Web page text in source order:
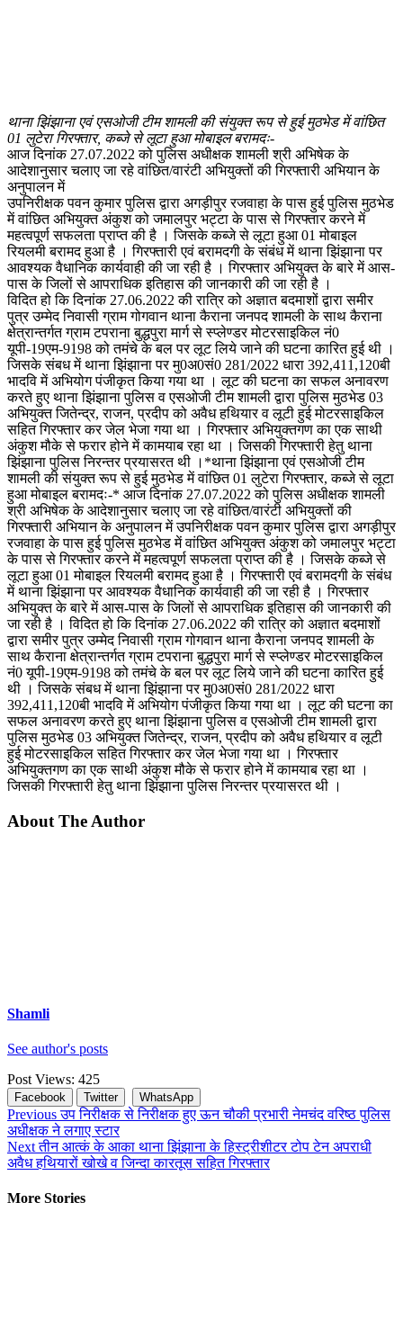
थाना झिंझाना एवं एसओजी टीम शामली की संयुक्त रूप से हुई मुठभेड में वांछित
01 लुटेरा गिरफ्तार, कब्जे से लूटा हुआ मोबाइल बरामदः-
आज दिनांक 27.07.2022 को पुलिस अधीक्षक शामली श्री अभिषेक के
आदेशानुसार चलाए जा रहे वांछित/वारंटी अभियुक्तों की गिरफ्तारी अभियान के
अनुपालन में
उपनिरीक्षक पवन कुमार पुलिस द्वारा अगड़ीपुर रजवाहा के पास हुई पुलिस मुठभेड
में वांछित अभियुक्त अंकुश को जमालपुर भट्टा के पास से गिरफ्तार करने में
महत्वपूर्ण सफलता प्राप्त की है । जिसके कब्जे से लूटा हुआ 01 मोबाइल
रियलमी बरामद हुआ है । गिरफ्तारी एवं बरामदगी के संबंध में थाना झिंझाना पर
आवश्यक वैधानिक कार्यवाही की जा रही है । गिरफ्तार अभियुक्त के बारे में आस-
पास के जिलों से आपराधिक इतिहास की जानकारी की जा रही है ।
विदित हो कि दिनांक 27.06.2022 की रात्रि को अज्ञात बदमाशों द्वारा समीर
पुत्र उम्मेद निवासी ग्राम गोगवान थाना कैराना जनपद शामली के साथ कैराना
क्षेत्रान्तर्गत ग्राम टपराना बुद्धपुरा मार्ग से स्प्लेण्डर मोटरसाइकिल नं0
यूपी-19एम-9198 को तमंचे के बल पर लूट लिये जाने की घटना कारित हुई थी ।
जिसके संबध में थाना झिंझाना पर मु0अ0सं0 281/2022 धारा 392,411,120बी
भादवि में अभियोग पंजीकृत किया गया था । लूट की घटना का सफल अनावरण
करते हुए थाना झिंझाना पुलिस व एसओजी टीम शामली द्वारा पुलिस मुठभेड 03
अभियुक्त जितेन्द्र, राजन, प्रदीप को अवैध हथियार व लूटी हुई मोटरसाइकिल
सहित गिरफ्तार कर जेल भेजा गया था । गिरफ्तार अभियुक्तगण का एक साथी
अंकुश मौके से फरार होने में कामयाब रहा था । जिसकी गिरफ्तारी हेतु थाना
झिंझाना पुलिस निरन्तर प्रयासरत थी ।*थाना झिंझाना एवं एसओजी टीम
शामली की संयुक्त रूप से हुई मुठभेड में वांछित 01 लुटेरा गिरफ्तार, कब्जे से लूटा
हुआ मोबाइल बरामदः-* आज दिनांक 27.07.2022 को पुलिस अधीक्षक शामली
श्री अभिषेक के आदेशानुसार चलाए जा रहे वांछित/वारंटी अभियुक्तों की
गिरफ्तारी अभियान के अनुपालन में उपनिरीक्षक पवन कुमार पुलिस द्वारा अगड़ीपुर
रजवाहा के पास हुई पुलिस मुठभेड में वांछित अभियुक्त अंकुश को जमालपुर भट्टा
के पास से गिरफ्तार करने में महत्वपूर्ण सफलता प्राप्त की है । जिसके कब्जे से
लूटा हुआ 01 मोबाइल रियलमी बरामद हुआ है । गिरफ्तारी एवं बरामदगी के संबंध
में थाना झिंझाना पर आवश्यक वैधानिक कार्यवाही की जा रही है । गिरफ्तार
अभियुक्त के बारे में आस-पास के जिलों से आपराधिक इतिहास की जानकारी की
जा रही है । विदित हो कि दिनांक 27.06.2022 की रात्रि को अज्ञात बदमाशों
द्वारा समीर पुत्र उम्मेद निवासी ग्राम गोगवान थाना कैराना जनपद शामली के
साथ कैराना क्षेत्रान्तर्गत ग्राम टपराना बुद्धपुरा मार्ग से स्प्लेण्डर मोटरसाइकिल
नं0 यूपी-19एम-9198 को तमंचे के बल पर लूट लिये जाने की घटना कारित हुई
थी । जिसके संबध में थाना झिंझाना पर मु0अ0सं0 281/2022 धारा
392,411,120बी भादवि में अभियोग पंजीकृत किया गया था । लूट की घटना का
सफल अनावरण करते हुए थाना झिंझाना पुलिस व एसओजी टीम शामली द्वारा
पुलिस मुठभेड 03 अभियुक्त जितेन्द्र, राजन, प्रदीप को अवैध हथियार व लूटी
हुई मोटरसाइकिल सहित गिरफ्तार कर जेल भेजा गया था । गिरफ्तार
अभियुक्तगण का एक साथी अंकुश मौके से फरार होने में कामयाब रहा था ।
जिसकी गिरफ्तारी हेतु थाना झिंझाना पुलिस निरन्तर प्रयासरत थी ।
About The Author
Shamli
See author's posts
Post Views: 425
Facebook Twitter WhatsApp
Continue
Reading
Previousउप निरीक्षक से निरीक्षक हुए ऊन चौकी प्रभारी नेमचंद वरिष्ठ पुलिस
अधीक्षक ने लगाए स्टार
Nextतीन आत्कं के आका थाना झिंझाना के हिस्ट्रीशीटर टोप टेन अपराधी
अवैध हथियारों खोखे व जिन्दा कारतूस सहित गिरफ्तार
More Stories